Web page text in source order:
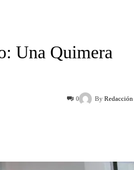
Una Quimera
By Redacción
0